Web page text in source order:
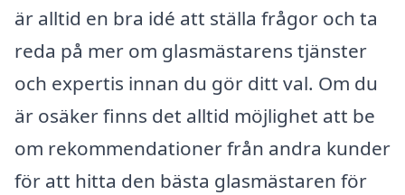
är alltid en bra idé att ställa frågor och ta
reda på mer om glasmästarens tjänster
och expertis innan du gör ditt val. Om du
är osäker finns det alltid möjlighet att be
om rekommendationer från andra kunder
för att hitta den bästa glasmästaren för